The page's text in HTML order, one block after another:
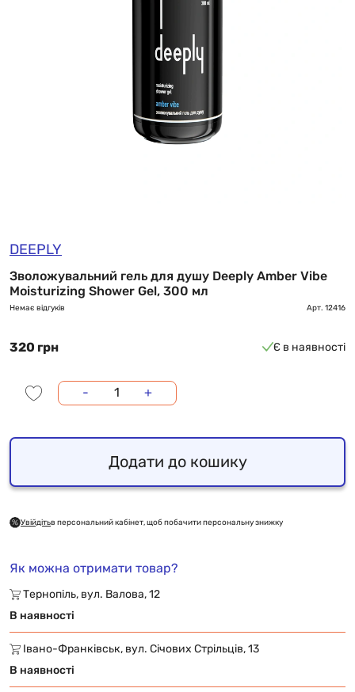
DEEPLY
Зволожувальний гель для душу Deeply Amber Vibe
Moisturizing Shower Gel, 300 мл
Немає відгуків Арт. 12416
320 грн Є в наявності
- +
Додати до кошику
Увійдітьв персональний кабінет, щоб побачити персональну знижку
Як можна отримати товар?
Тернопіль, вул. Валова, 12
В наявності
Івано-Франківськ, вул. Січових Стрільців, 13
В наявності